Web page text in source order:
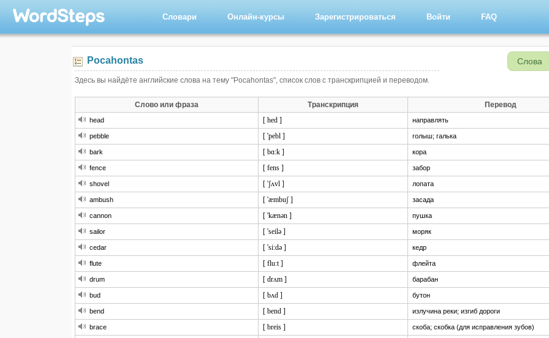
Словари Онлайн-курсы Зарегистрироваться Войти FAQ
Pocahontas Слова
Здесь вы найдёте английские слова на тему "Pocahontas", список слов с транскрипцией и переводом.
Слово или фраза Транскрипция Перевод
head [ hed ] направлять
pebble [ 'pebl ] голыш; галька
bark [ bɑ:k ] кора
fence [ fens ] забор
shovel [ 'ʃʌvl ] лопата
ambush [ 'æmbuʃ ] засада
cannon [ 'kænən ] пушка
sailor [ 'seilə ] моряк
cedar [ 'si:də ] кедр
flute [ flu:t ] флейта
drum [ drʌm ] барабан
bud [ bʌd ] бутон
bend [ bend ] излучина реки; изгиб дороги
brace [ breis ] скоба; скобка (для исправления зубов)